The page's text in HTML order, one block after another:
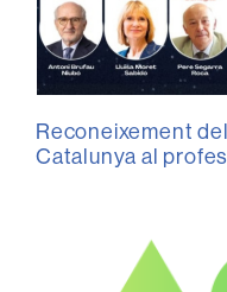
Reconeixement
Catalunya al